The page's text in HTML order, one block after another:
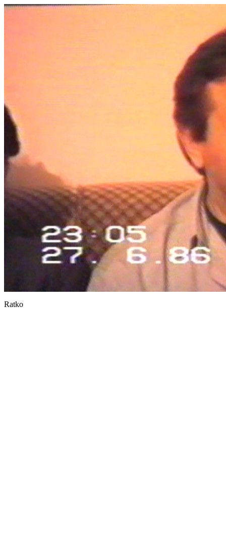
Ratko